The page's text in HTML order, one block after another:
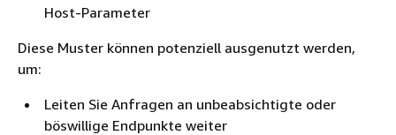
Host-Parameter
Diese Muster können potenziell ausgenutzt werden,
um:
Leiten Sie Anfragen an unbeabsichtigte oder
böswillige Endpunkte weiter